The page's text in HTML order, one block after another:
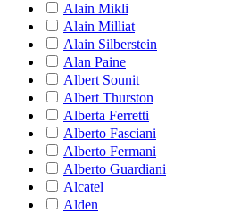
Alain Mikli
Alain Milliat
Alain Silberstein
Alan Paine
Albert Sounit
Albert Thurston
Alberta Ferretti
Alberto Fasciani
Alberto Fermani
Alberto Guardiani
Alcatel
Alden